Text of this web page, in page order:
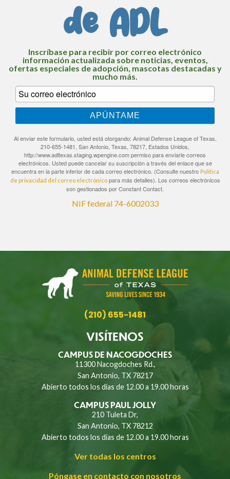
de ADL
Inscríbase para recibir por correo electrónico
información actualizada sobre noticias, eventos,
ofertas especiales de adopción, mascotas destacadas y
mucho más.
APÚNTAME
Al enviar este formulario, usted está otorgando: Animal Defense League of Texas,
210-655-1481, San Antonio, Texas, 78217, Estados Unidos,
http://www.adltexas.staging.wpengine.com permiso para enviarle correos
electrónicos. Usted puede cancelar su suscripción a través del enlace que se
encuentra en la parte inferior de cada correo electrónico. (Consulte nuestro Política
de privacidad del correo electrónicopara más detalles). Los correos electrónicos
son gestionados por Constant Contact.
NIF federal 74-6002033
(210) 655-1481
VISÍTENOS
CAMPUS DE NACOGDOCHES
11300 Nacogdoches Rd.,
San Antonio, TX 78217
Abierto todos los días de 12.00 a 19.00 horas
CAMPUS PAUL JOLLY
210 Tuleta Dr,
San Antonio, TX 78212
Abierto todos los días de 12.00 a 19.00 horas
Ver todas los centros
Póngase en contacto con nosotros